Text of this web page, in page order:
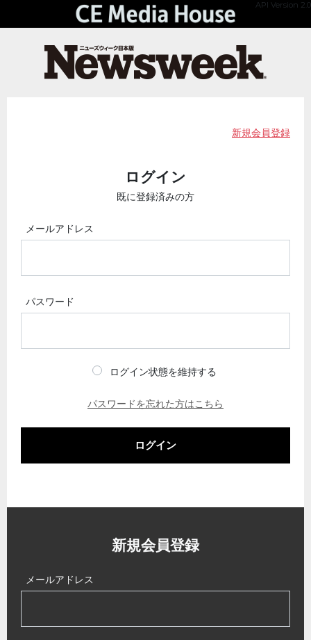
API Version 2.0
新規会員登録
ログイン
既に登録済みの方
メールアドレス
パスワード
ログイン状態を維持する
パスワードを忘れた方はこちら
ログイン
新規会員登録
メールアドレス